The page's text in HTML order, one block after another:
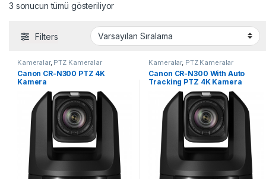
3 sonucun tümü gösteriliyor
Filters
Kameralar, PTZ Kameralar
Canon CR-N300 PTZ 4K
Kamera
Kameralar, PTZ Kameralar
Canon CR-N300 With Auto
Tracking PTZ 4K Kamera